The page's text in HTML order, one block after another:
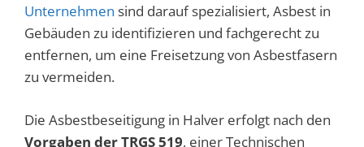
Unternehmen sind darauf spezialisiert, Asbest in
Gebäuden zu identifizieren und fachgerecht zu
entfernen, um eine Freisetzung von Asbestfasern
zu vermeiden.
Die Asbestbeseitigung in Halver erfolgt nach den
Vorgaben der TRGS 519, einer Technischen